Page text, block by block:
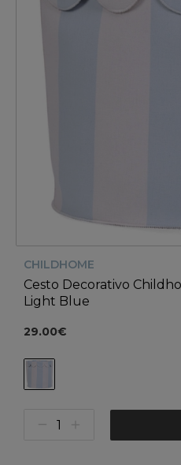
CHILDHOME
Cesto Decorativo
Light Blue
29.00€